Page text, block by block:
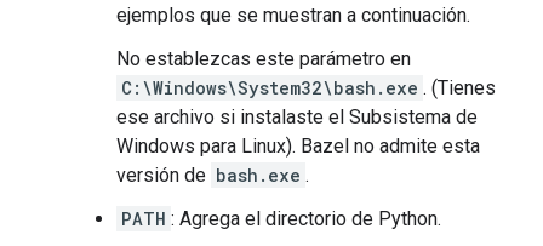
ejemplos que se muestran a continuación.
No establezcas este parámetro en
C:\Windows\System32\bash.exe . (Tienes
ese archivo si instalaste el Subsistema de
Windows para Linux). Bazel no admite esta
versión de bash.exe .
PATH : Agrega el directorio de Python.